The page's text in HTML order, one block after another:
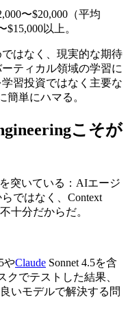
〜$20,000（平均
以上。
はなく、現実的な期待
ティカル領域の学習に
習投資ではなく主要な
簡単にハマる。
こそが
突いている：AIエージ
ではなく、Context
十分だからだ。
やClaude Sonnet 4.5を含
クでテストした結果、
いモデルで解決する問